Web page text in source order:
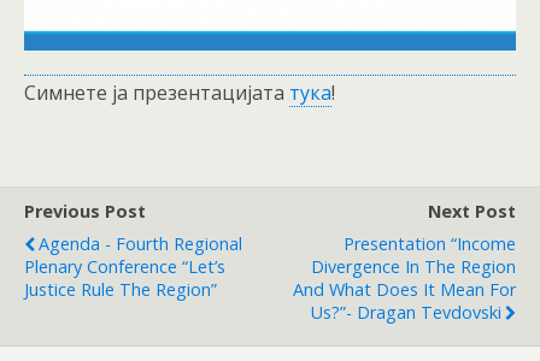
Симнете ја презентацијата тука!
Previous Post
Agenda - Fourth Regional
Plenary Conference “Let’s
Justice Rule The Region”
Next Post
Presentation “Income
Divergence In The Region
And What Does It Mean For
Us?”- Dragan Tevdovski